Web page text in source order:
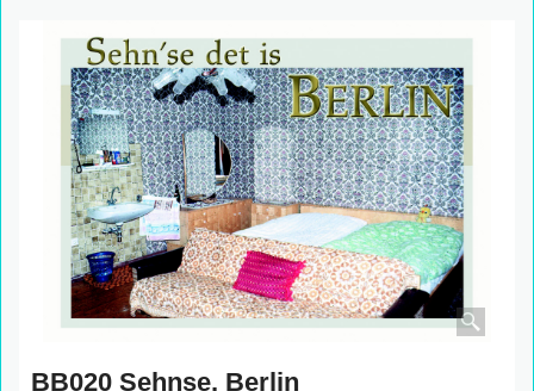
BB020 Sehnse, Berlin